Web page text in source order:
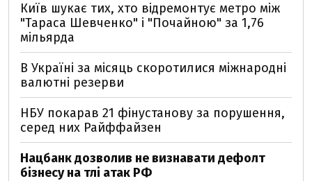
Київ шукає тих, хто відремонтує метро між
"Тараса Шевченко" і "Почайною" за 1,76
мільярда
В Україні за місяць скоротилися міжнародні
валютні резерви
НБУ покарав 21 фінустанову за порушення,
серед них Райффайзен
Нацбанк дозволив не визнавати дефолт
бізнесу на тлі атак РФ